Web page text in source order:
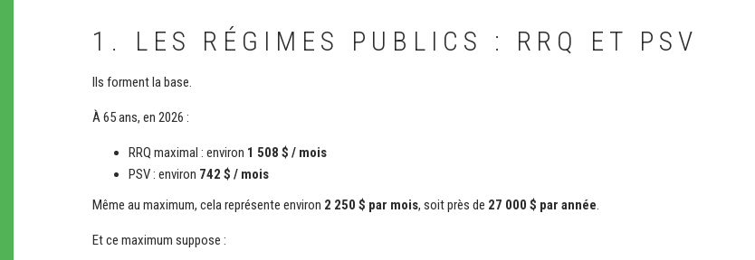
1. LES RÉGIMES PUBLICS : RRQ ET PSV
Ils forment la base.
À 65 ans, en 2026 :
RRQ maximal : environ 1 508 $ / mois
PSV : environ 742 $ / mois
Même au maximum, cela représente environ 2 250 $ par mois, soit près de 27 000 $ par année.
Et ce maximum suppose :